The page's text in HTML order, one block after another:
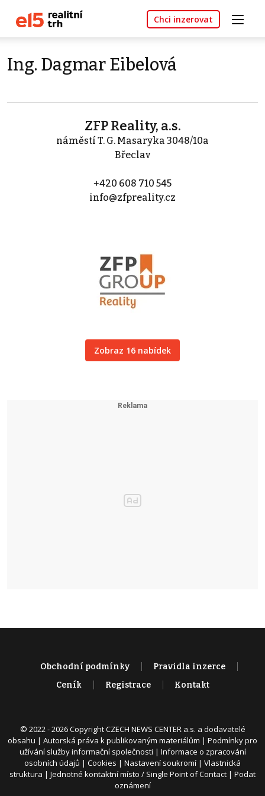
Chci inzerovat
Ing. Dagmar Eibelová
ZFP Reality, a.s.
náměstí T. G. Masaryka 3048/10a
Břeclav
+420 608 710 545
info@zfpreality.cz
Zobraz 16 nabídek
Obchodní podmínky
Pravidla inzerce
Ceník
Registrace Kontakt
© 2022 - 2026 Copyright CZECH NEWS CENTER a.s. a dodavatelé
obsahu | Autorská práva k publikovaným materiálům | Podmínky pro
užívání služby informační společnosti | Informace o zpracování
osobních údajů | Cookies | Nastavení soukromí | Vlastnická
struktura | Jednotné kontaktní místo / Single Point of Contact | Podat
oznámení